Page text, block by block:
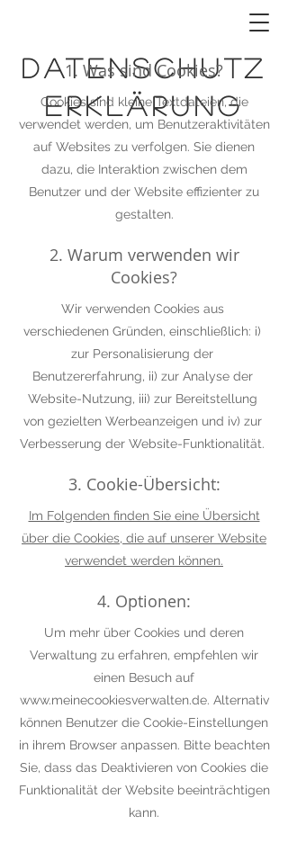
DATENSCHUTZ
ERKLÄRUNG
1. Was sind Cookies?
Cookies sind kleine Textdateien, die
verwendet werden, um Benutzeraktivitäten
auf Websites zu verfolgen. Sie dienen
dazu, die Interaktion zwischen dem
Benutzer und der Website effizienter zu
gestalten.
2. Warum verwenden wir
Cookies?
Wir verwenden Cookies aus
verschiedenen Gründen, einschließlich: i)
zur Personalisierung der
Benutzererfahrung, ii) zur Analyse der
Website-Nutzung, iii) zur Bereitstellung
von gezielten Werbeanzeigen und iv) zur
Verbesserung der Website-Funktionalität.
3. Cookie-Übersicht:
Im Folgenden finden Sie eine Übersicht
über die Cookies, die auf unserer Website
verwendet werden können.
4. Optionen:
Um mehr über Cookies und deren
Verwaltung zu erfahren, empfehlen wir
einen Besuch auf
www.meinecookiesverwalten.de. Alternativ
können Benutzer die Cookie-Einstellungen
in ihrem Browser anpassen. Bitte beachten
Sie, dass das Deaktivieren von Cookies die
Funktionalität der Website beeinträchtigen
kann.